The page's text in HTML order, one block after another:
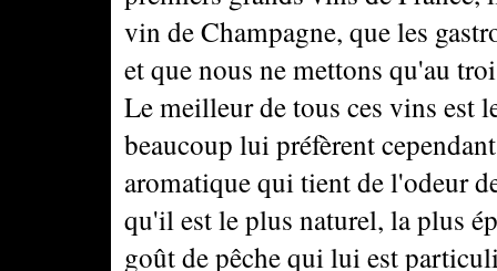
vin de Champagne, que les
et que nous ne mettons qu'au
Le meilleur de tous ces vins est
beaucoup lui préfèrent
aromatique qui tient de l'odeur
qu'il est le plus naturel, la plus
goût de pêche qui lui est